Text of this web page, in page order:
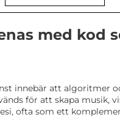
med kod
innebär att algoritmer
för att skapa musik,
ofta som ett